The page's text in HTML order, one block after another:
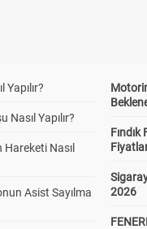
Yapılır?
Nasıl
Asist Sayılma
Fındık
2026